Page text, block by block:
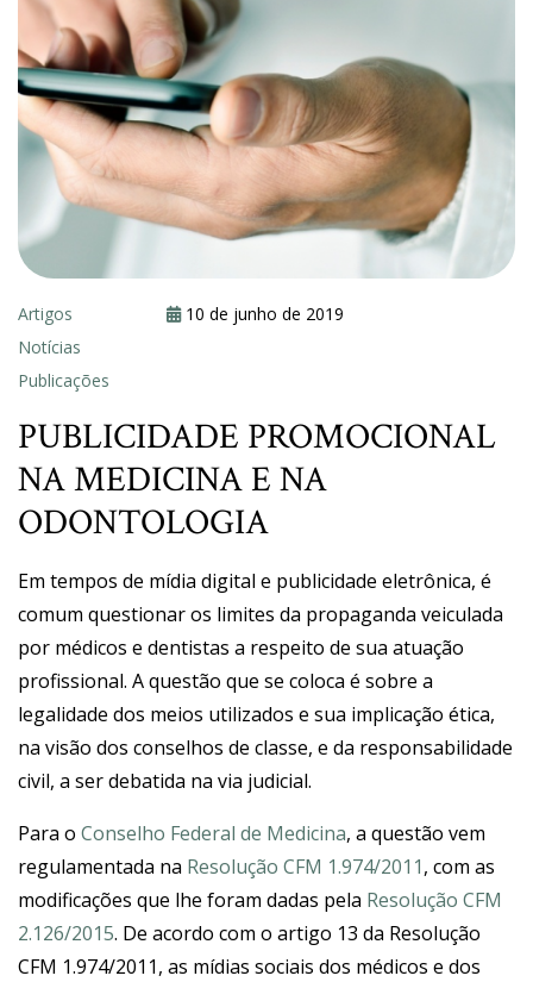
Artigos
Notícias
Publicações
10 de junho de 2019
PUBLICIDADE PROMOCIONAL
NA MEDICINA E NA
ODONTOLOGIA
Em tempos de mídia digital e publicidade eletrônica, é
comum questionar os limites da propaganda veiculada
por médicos e dentistas a respeito de sua atuação
profissional. A questão que se coloca é sobre a
legalidade dos meios utilizados e sua implicação ética,
na visão dos conselhos de classe, e da responsabilidade
civil, a ser debatida na via judicial.
Para o Conselho Federal de Medicina, a questão vem
regulamentada na Resolução CFM 1.974/2011, com as
modificações que lhe foram dadas pela Resolução CFM
2.126/2015. De acordo com o artigo 13 da Resolução
CFM 1.974/2011, as mídias sociais dos médicos e dos